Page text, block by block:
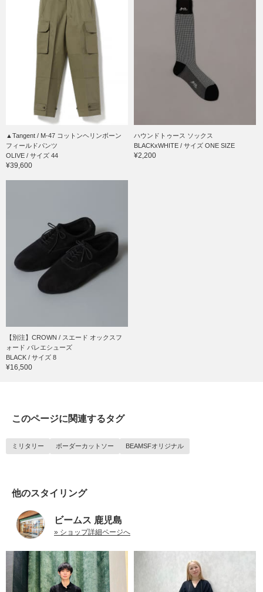
▲Tangent / M-47 コットンヘリンボーン
フィールドパンツ
OLIVE / サイズ 44
¥39,600
ハウンドトゥース ソックス
BLACKxWHITE / サイズ ONE SIZE
¥2,200
【別注】CROWN / スエード オックスフ
ォード バレエシューズ
BLACK / サイズ 8
¥16,500
このページに関連するタグ
ミリタリー ボーダーカットソー BEAMSFオリジナル
他のスタイリング
ビームス 鹿児島
» ショップ詳細ページへ